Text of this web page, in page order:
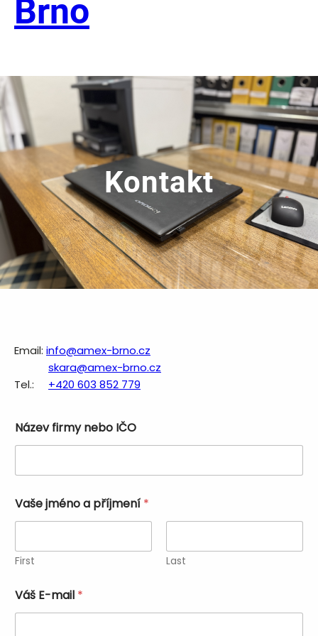
Brno
Kontakt
Email: info@amex-brno.cz
skara@amex-brno.cz
Tel.: +420 603 852 779
Název firmy nebo IČO
Vaše jméno a příjmení *
First Last
Váš E-mail *